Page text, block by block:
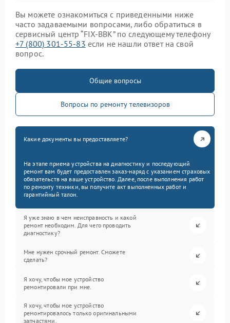
Вы можете ознакомиться с приведенными ниже
часто задаваемыми вопросами, либо обратиться в
сервисный центр “FIX-BBK” по следующему телефону
+7 (800) 301-55-83 если не нашли ответ на свой
вопрос.
Общие вопросы
Вопросы по ремонту телевизоров
Какие документы вы предоставляете?
На этапе приема устройства на диагностику и последующий
ремонт вам будет предоставлен заказ-наряд с указанием страховых
обязательств на ваше устройство. Далее, после выполнения работ
по ремонту техники, вы получите акт выполненных работ и
гарантийный талон.
Я уже знаю в чем неисправность и какой
ремонт необходим. Для чего проводить
диагностику?
Мне нужен срочный ремонт. Сможете
сделать?
Я хочу, чтобы мое устройство
ремонтировали при мне.
Я хочу, чтобы мое устройство
ремонтировалось только оригинальными
запчастями.